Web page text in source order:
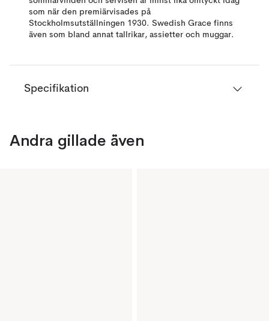
som när den premiärvisades på
Stockholmsutställningen 1930. Swedish Grace finns
även som bland annat tallrikar, assietter och muggar.
Specifikation
Andra gillade även